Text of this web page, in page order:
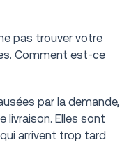
pas trouver votre
Comment est-ce
par la demande,
livraison. Elles sont
arrivent trop tard